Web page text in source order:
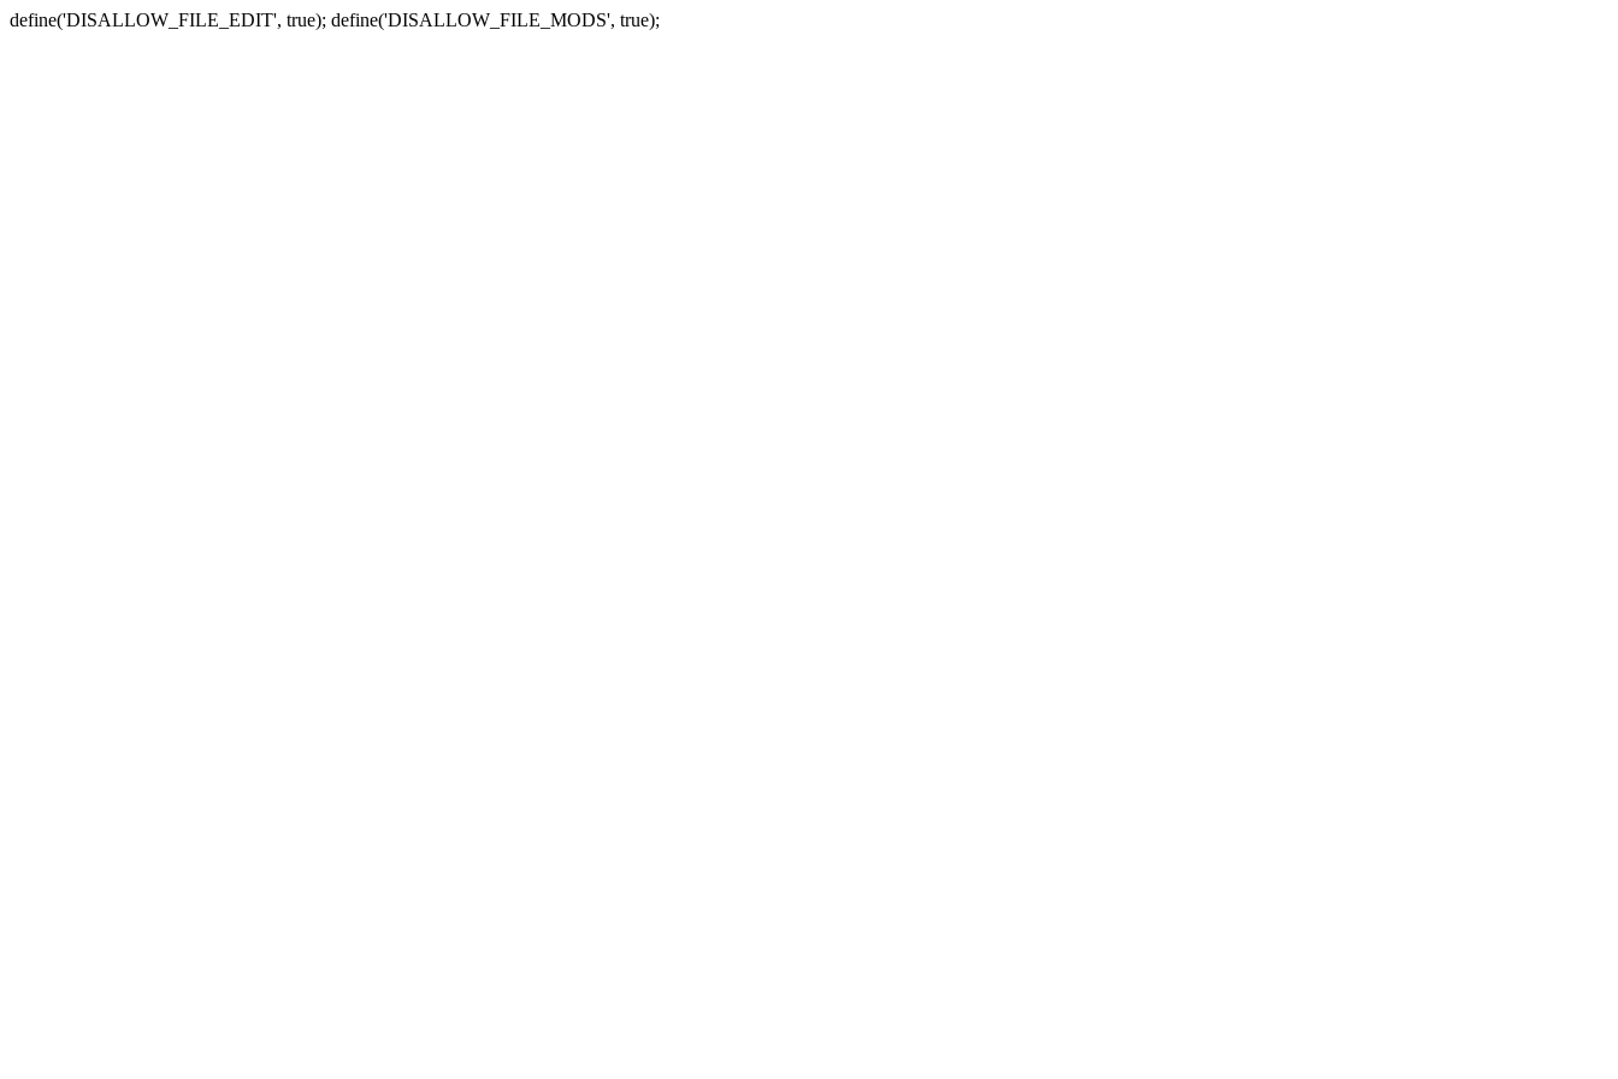
define('DISALLOW_FILE_EDIT', true); define('DISALLOW_FILE_MODS', true);